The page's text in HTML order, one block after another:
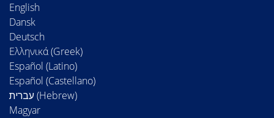
English
Dansk
Deutsch
Ελληνικά (Greek)
Español (Latino)
Español (Castellano)
Magyar